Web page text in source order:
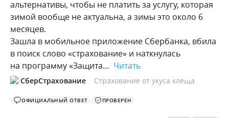
альтернативы, чтобы не платить за услугу, которая
зимой вообще не актуальна, а зимы это около 6
месяцев.
Зашла в мобильное приложение Сбербанка, вбила
в поиск слово «страхование» и наткнулась
на программу «Защита… Читать
СберСтрахование Страхование от укуса клеща
ОФИЦИАЛЬНЫЙ ОТВЕТ ПРОВЕРЕН